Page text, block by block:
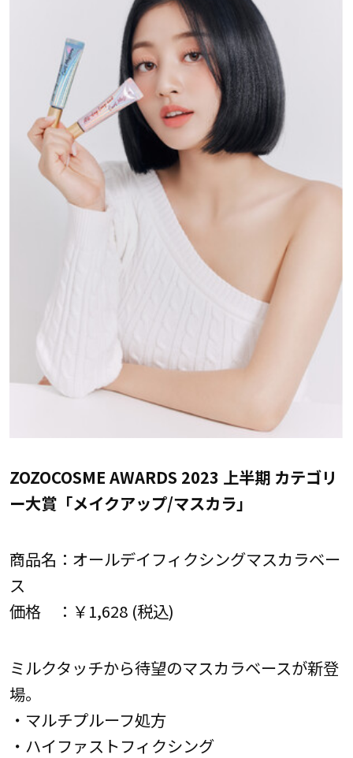
ZOZOCOSME AWARDS 2023 上半期 カテゴリ
ー大賞「メイクアップ/マスカラ」
商品名：オールデイフィクシングマスカラベー
ス
価格 ：￥1,628 (税込)
ミルクタッチから待望のマスカラベースが新登
場。
・マルチプルーフ処方
・ハイファストフィクシング